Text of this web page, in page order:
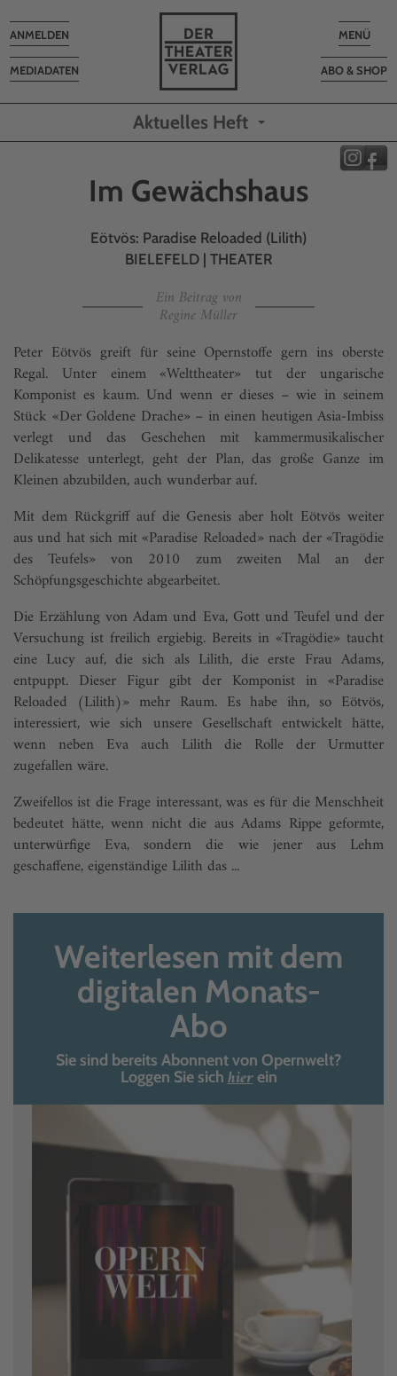
Toggle
MENÜ
ABO & SHOP
MEDIADATEN
Toggle
navigation
ANMELDEN
Aktuelles Heft
Im Gewächshaus
Eötvös: Paradise Reloaded (Lilith)
BIELEFELD | THEATER
Ein Beitrag von
Regine Müller
Peter Eötvös greift für seine Opernstoffe gern ins oberste
Regal. Unter einem «Welttheater» tut der ungarische
Komponist es kaum. Und wenn er dieses – wie in seinem
Stück «Der Goldene Drache» – in einen heutigen Asia-Imbiss
verlegt und das Geschehen mit kammermusikalischer
Delikatesse unterlegt, geht der Plan, das große Ganze im
Kleinen abzubilden, auch wunderbar auf.
Mit dem Rückgriff auf die Genesis aber holt Eötvös weiter
aus und hat sich mit «Paradise Reloaded» nach der «Tragödie
des Teufels» von 2010 zum zweiten Mal an der
Schöpfungsgeschichte abgearbeitet.
Die Erzählung von Adam und Eva, Gott und Teufel und der
Versuchung ist freilich ergiebig. Bereits in «Tragödie» taucht
eine Lucy auf, die sich als Lilith, die erste Frau Adams,
entpuppt. Dieser Figur gibt der Komponist in «Paradise
Reloaded (Lilith)» mehr Raum. Es habe ihn, so Eötvös,
interessiert, wie sich unsere Gesellschaft entwickelt hätte,
wenn neben Eva auch Lilith die Rolle der Urmutter
zugefallen wäre.
Zweifellos ist die Frage interessant, was es für die Menschheit
bedeutet hätte, wenn nicht die aus Adams Rippe geformte,
unterwürfige Eva, sondern die wie jener aus Lehm
geschaffene, eigenständige Lilith das ...
Weiterlesen mit dem
digitalen Monats-
Abo
Sie sind bereits Abonnent von Opernwelt?
Loggen Sie sich hierein